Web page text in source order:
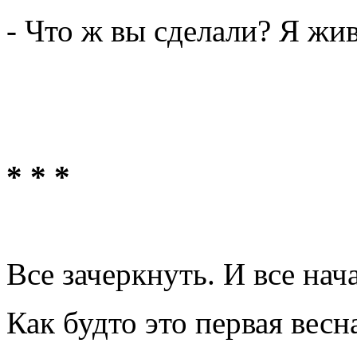
- Что ж вы сделали? Я
* * *
Все зачеркнуть. И все
Как будто это первая